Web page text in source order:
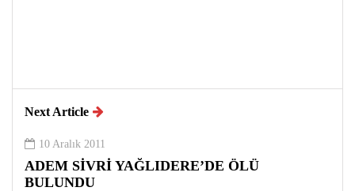
Next Article
10 Aralık 2011
ADEM SİVRİ YAĞLIDERE’DE ÖLÜ
BULUNDU